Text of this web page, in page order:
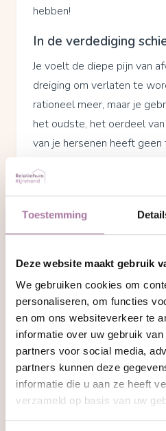
Toestemming
Deze website maakt gebruik
We gebruiken cookies om
personaliseren, om functies
en om ons websiteverkeer te
informatie over uw gebruik
partners voor social media,
partners kunnen deze
informatie die u aan ze heeft
verzameld op basis van uw
hebben!
In de verdediging
Je voelt de diepe pijn van
dreiging om verlaten te
rationeel meer, maar je
het oudste, het oerdeel
van je hersenen heeft
automatisch bij gevaar en
niet aan de realiteit. Je
op dit moment niet meer in
oorspronkelijke kritiek of
De ander zal de verdediging
interpreteren en aan de
is, zich terugtrekken of zelf
Dichter bij je partner
Je weet nu wat er met je
reageert. Probeer in je
gebeurt als er dingen
en pijnlijk aanvoelen. Waar